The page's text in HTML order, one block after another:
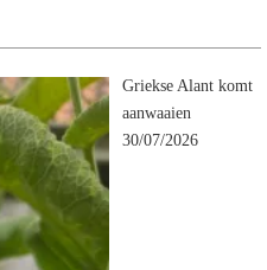
Griekse Alant komt
aanwaaien
30/07/2026